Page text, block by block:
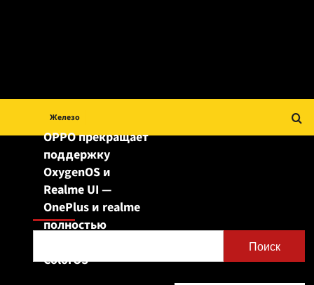
Поиск
Поиск
Железо
OPPO прекращает
поддержку
OxygenOS и
Realme UI —
OnePlus и realme
полностью
ColorOS